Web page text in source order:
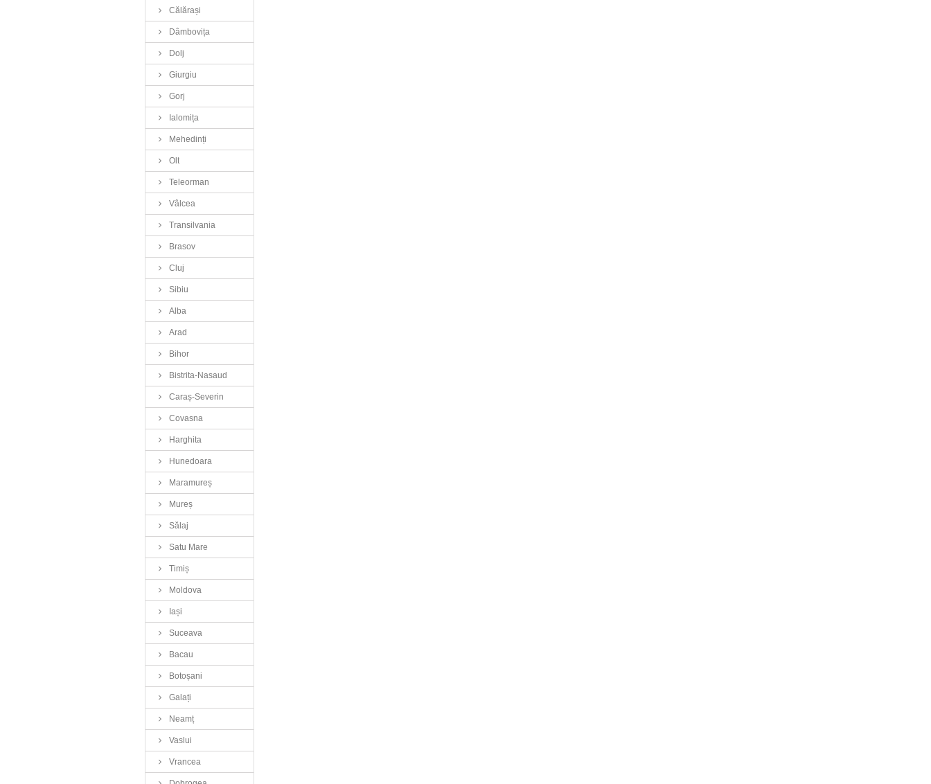
Călărași
Dâmbovița
Dolj
Giurgiu
Gorj
Ialomița
Mehedinți
Olt
Teleorman
Vâlcea
Transilvania
Brasov
Cluj
Sibiu
Alba
Arad
Bihor
Bistrita-Nasaud
Caraș-Severin
Covasna
Harghita
Hunedoara
Maramureș
Mureș
Sălaj
Satu Mare
Timiș
Moldova
Iași
Suceava
Bacau
Botoșani
Galați
Neamț
Vaslui
Vrancea